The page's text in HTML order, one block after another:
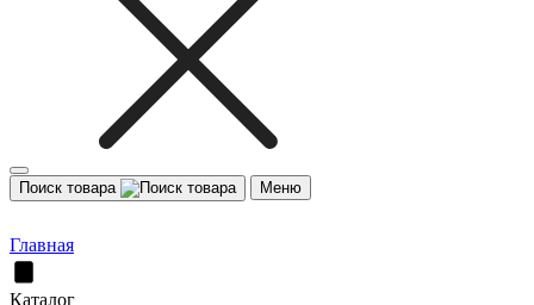
Поиск товара Меню
Главная
Каталог